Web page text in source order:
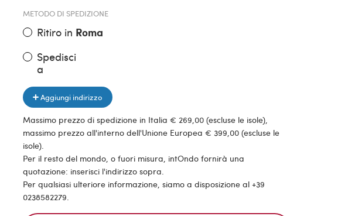
METODO DI SPEDIZIONE
Ritiro in Roma
Spedisci
a
Aggiungi indirizzo
Massimo prezzo di spedizione in Italia € 269,00 (escluse le isole),
massimo prezzo all'interno dell'Unione Europea € 399,00 (escluse le
isole).
Per il resto del mondo, o fuori misura, intOndo fornirà una
quotazione: inserisci l'indirizzo sopra.
Per qualsiasi ulteriore informazione, siamo a disposizione al +39
0238582279.